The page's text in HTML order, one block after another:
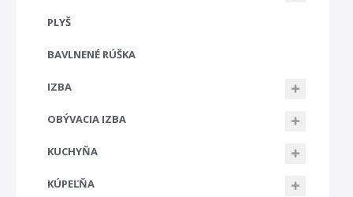
PLYŠ
BAVLNENÉ RÚŠKA
IZBA
OBÝVACIA IZBA
KUCHYŇA
KÚPEĽŇA